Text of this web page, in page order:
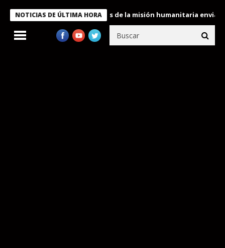
NOTICIAS DE ÚLTIMA HORA
condecora a miembros de la misión humanitaria enviada a